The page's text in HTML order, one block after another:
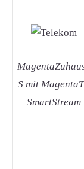
S mit
SmartStream